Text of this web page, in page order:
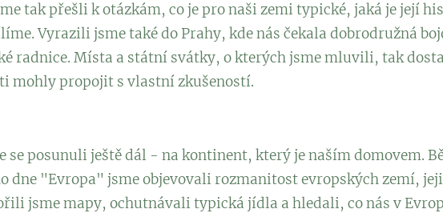
tak přešli k otázkám, co je pro naši zemi typické, jaká je její
Vyrazili jsme také do Prahy, kde nás čekala dobrodružná
radnice. Místa a státní svátky, o kterých jsme mluvili, tak
mohly propojit s vlastní zkušeností.
se posunuli ještě dál - na kontinent, který je naším domovem.
dne "Evropa" jsme objevovali rozmanitost evropských zemí,
jsme mapy, ochutnávali typická jídla a hledali, co nás v